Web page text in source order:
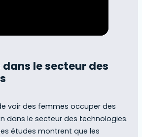
le secteur des
voir des femmes occuper des
dans le secteur des technologies.
études montrent que les